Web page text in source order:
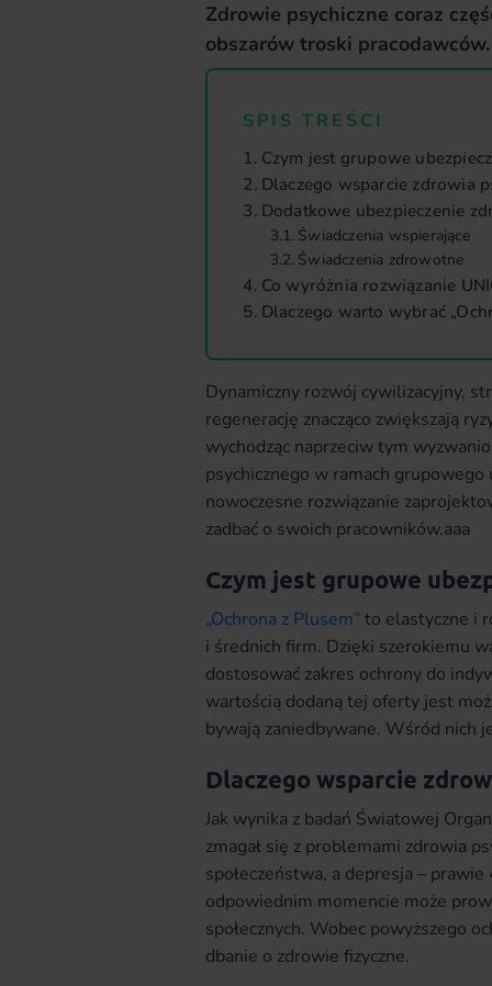
Zdrowie psychiczne coraz
obszarów troski pracodawców.
SPIS TREŚCI
Czym jest grupowe
Dlaczego wsparcie zdrowia
Dodatkowe ubezpieczenie
Świadczenia wspierające
Świadczenia zdrowotne
Co wyróżnia rozwiązanie
Dlaczego warto wybrać
Dynamiczny rozwój cywilizacyjny,
regenerację znacząco zwiększają
wychodząc naprzeciw tym
psychicznego w ramach grupowego
nowoczesne rozwiązanie
zadbać o swoich pracowników.aaa
Czym jest grupowe
„Ochrona z Plusem” to elastyczne i
i średnich firm. Dzięki szerokiemu
dostosować zakres ochrony do
wartością dodaną tej oferty jest
bywają zaniedbywane. Wśród nich
Dlaczego wsparcie
Jak wynika z badań Światowej
zmagał się z problemami zdrowia
społeczeństwa, a depresja –
odpowiednim momencie może
społecznych. Wobec powyższego
dbanie o zdrowie fizyczne.